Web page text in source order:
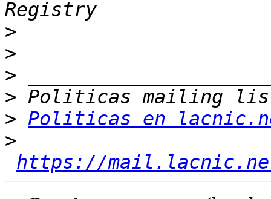
>
>
>
>
> Politicas en
>
https://